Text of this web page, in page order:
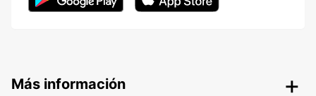
Más información